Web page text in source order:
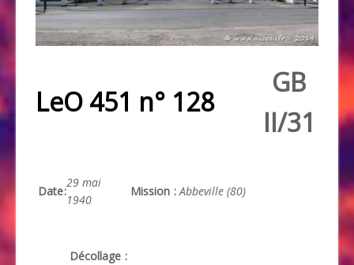
LeO 451 n° 128
GB
II/31
Date:
29 mai
1940
Mission : Abbeville (80)
Décollage :